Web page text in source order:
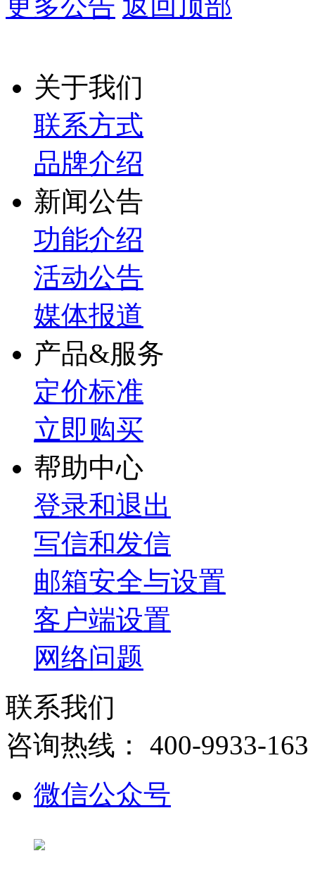
关于我们
联系方式
品牌介绍
新闻公告
功能介绍
活动公告
媒体报道
产品&服务
定价标准
立即购买
帮助中心
登录和退出
写信和发信
邮箱安全与设置
客户端设置
网络问题
联系我们
咨询热线： 400-9933-163
微信公众号